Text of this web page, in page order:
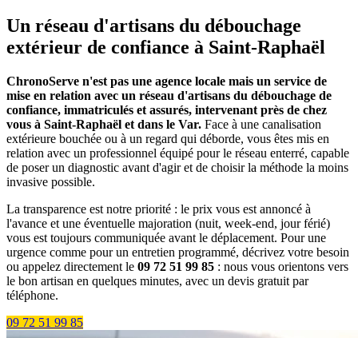
Un réseau d'artisans du débouchage
extérieur de confiance à Saint-Raphaël
ChronoServe n'est pas une agence locale mais un service de
mise en relation avec un réseau d'artisans du débouchage de
confiance, immatriculés et assurés, intervenant près de chez
vous à Saint-Raphaël et dans le Var. Face à une canalisation
extérieure bouchée ou à un regard qui déborde, vous êtes mis en
relation avec un professionnel équipé pour le réseau enterré, capable
de poser un diagnostic avant d'agir et de choisir la méthode la moins
invasive possible.
La transparence est notre priorité : le prix vous est annoncé à
l'avance et une éventuelle majoration (nuit, week-end, jour férié)
vous est toujours communiquée avant le déplacement. Pour une
urgence comme pour un entretien programmé, décrivez votre besoin
ou appelez directement le 09 72 51 99 85 : nous vous orientons vers
le bon artisan en quelques minutes, avec un devis gratuit par
téléphone.
09 72 51 99 85